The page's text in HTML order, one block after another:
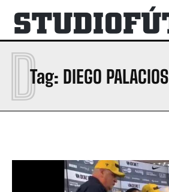
Tag: DIEGO PALACIOS
D